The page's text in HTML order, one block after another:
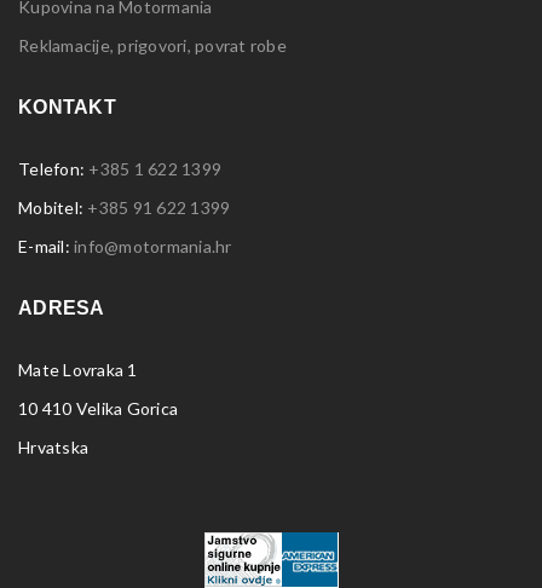
Kupovina na Motormania
Reklamacije, prigovori, povrat robe
KONTAKT
Telefon: +385 1 622 1399
Mobitel: +385 91 622 1399
E-mail: info@motormania.hr
ADRESA
Mate Lovraka 1
10 410 Velika Gorica
Hrvatska